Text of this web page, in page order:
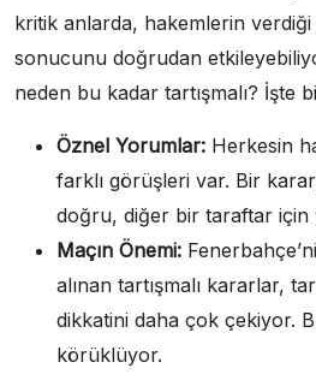
kritik anlarda, hakemlerin
sonucunu doğrudan
neden bu kadar tartışmalı? İşte
Öznel Yorumlar: Herkesin
farklı görüşleri var. Bir
doğru, diğer bir taraftar için
Maçın Önemi:
alınan tartışmalı kararlar,
dikkatini daha çok çekiyor.
körüklüyor.